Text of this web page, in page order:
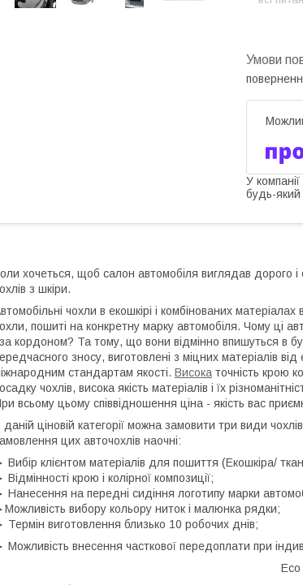
У
будь-
хочеться, щоб салон автомобіля виглядав дорого
з шкіри.
чохли в екошкірі і комбінованих
пошиті на конкретну марку автомобіля. Чому ці
за кордоном? Та тому, що вони відмінно впишуться в
зносу, виготовлені з міцних матеріалів
стандартам якості. Висока точність крою
чохлів, висока якість матеріалів і їх
всьому цьому співвідношення ціна - якість вас
даній ціновій категорії можна замовити три види
цих авточохлів наочні:
Вибір клієнтом матеріалів для пошиття (Екошкіра/
Відмінності крою і колірної композиції;
Нанесення на передні сидіння логотипу марки
вибору кольору ниток і малюнка рядки;
Термін виготовлення близько 10 робочих днів;
Можливість внесення часткової передоплати при